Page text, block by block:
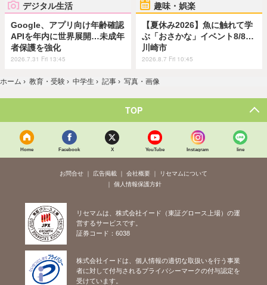
デジタル生活
Google、アプリ向け年齢確認
APIを年内に世界展開…未成年
者保護を強化
2026.7.31 Fri 13:45
趣味・娯楽
【夏休み2026】魚に触れて学
ぶ「おさかな」イベント8/8…
川崎市
2026.8.7 Fri 10:45
ホーム › 教育・受験 › 中学生 › 記事 › 写真・画像
TOP
Home Facebook X YouTube Instagram line
お問合せ 広告掲載 会社概要
リセマムについて
個人情報保護方針
リセマムは、株式会社イード（東証グロース上場）の運
営するサービスです。
証券コード：6038
株式会社イードは、個人情報の適切な取扱いを行う事業
者に対して付与されるプライバシーマークの付与認定を
受けています。